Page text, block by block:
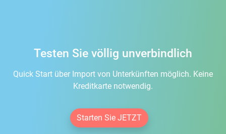
Testen Sie völlig unverbindlich
Quick Start über Import von Unterkünften möglich. Keine
Kreditkarte notwendig.
Starten Sie JETZT